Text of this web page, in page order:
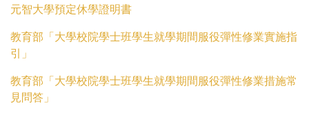
元智大學預定休學證明書
教育部「大學校院學士班學生就學期間服役彈性修業實施指
引」
教育部「大學校院學士班學生就學期間服役彈性修業措施常
見問答」